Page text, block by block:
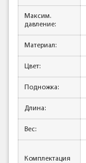
Максим.
давление:
Материал:
Цвет:
Подножка:
Длина:
Вес:
Комплектация